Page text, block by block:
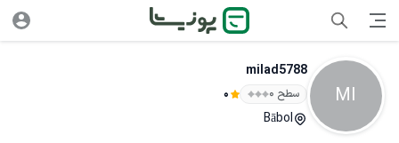
MI
milad5788
سطح ۰ 0
Bābol